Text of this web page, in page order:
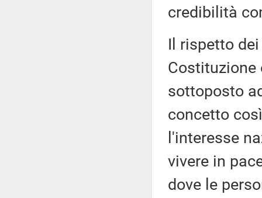
credibilità
Il rispetto
Costituzione
sottoposto
concetto
l'interesse
vivere in
dove le